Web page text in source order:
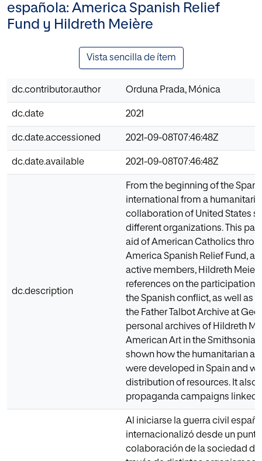
española: America Spanish Relief
Fund y Hildreth Meière
Vista sencilla de ítem
dc.contributor.author Orduna Prada, Mónica
dc.date 2021
dc.date.accessioned 2021-09-08T07:46:48Z
dc.date.available 2021-09-08T07:46:48Z
dc.description
From the beginning of the
international from a
collaboration of United States
different organizations. This
aid of American Catholics
America Spanish Relief Fund,
active members, Hildreth
references on the participation
the Spanish conflict, as well as
the Father Talbot Archive at
personal archives of Hildreth
American Art in the
shown how the humanitarian
were developed in Spain and
distribution of resources. It
propaganda campaigns linked
Al iniciarse la guerra civil
internacionalizó desde un
colaboración de la sociedad de